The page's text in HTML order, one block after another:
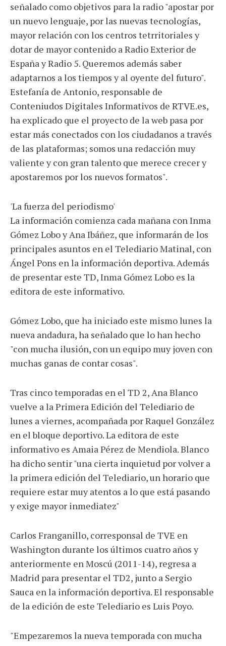
señalado como objetivos para la radio "apostar por
un nuevo lenguaje, por las nuevas tecnologías,
mayor relación con los centros tetrritoriales y
dotar de mayor contenido a Radio Exterior de
España y Radio 5. Queremos además saber
adaptarnos a los tiempos y al oyente del futuro".
Estefanía de Antonio, responsable de
Conteniudos Digitales Informativos de RTVE.es,
ha explicado que el proyecto de la web pasa por
estar más conectados con los ciudadanos a través
de las plataformas; somos una redacción muy
valiente y con gran talento que merece crecer y
apostaremos por los nuevos formatos".
'La fuerza del periodismo'
La información comienza cada mañana con Inma
Gómez Lobo y Ana Ibáñez, que informarán de los
principales asuntos en el Telediario Matinal, con
Ángel Pons en la información deportiva. Además
de presentar este TD, Inma Gómez Lobo es la
editora de este informativo.
Gómez Lobo, que ha iniciado este mismo lunes la
nueva andadura, ha señalado que lo han hecho
"con mucha ilusión, con un equipo muy joven con
muchas ganas de contar cosas".
Tras cinco temporadas en el TD 2, Ana Blanco
vuelve a la Primera Edición del Telediario de
lunes a viernes, acompañada por Raquel González
en el bloque deportivo. La editora de este
informativo es Amaia Pérez de Mendiola. Blanco
ha dicho sentir "una cierta inquietud por volver a
la primera edición del Telediario, un horario que
requiere estar muy atentos a lo que está pasando
y exige mayor inmediatez"
Carlos Franganillo, corresponsal de TVE en
Washington durante los últimos cuatro años y
anteriormente en Moscú (2011-14), regresa a
Madrid para presentar el TD2, junto a Sergio
Sauca en la información deportiva. El responsable
de la edición de este Telediario es Luis Poyo.
"Empezaremos la nueva temporada con mucha